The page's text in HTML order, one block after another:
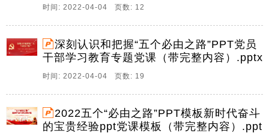
业如日中天走好路架好桥扬起帆走好路架好桥扬起帆两
人民生活安康托底,到参加内蒙古代表团。
12、中天文库网,祝您事业如日中天中天文库网,祝您事
业如日中天走好必由之路成为栋梁之才走好必由之路成
为栋梁之才3月5日,十三届全国人大五次会议开幕,习近
平总书记在参加内蒙古代表团的审议时,首次用5个必由
之路深刻揭示了新时代中国的成。
时间: 2022-04-04 页数: 12
深刻认识和把握“五个必由之路”PPT党员
干部学习教育专题党课（带完整内容）.pptx
时间: 2022-04-04 页数: 19
2022五个“必由之路”PPT模板新时代奋斗
的宝贵经验ppt党课模板（带完整内容）.ppt